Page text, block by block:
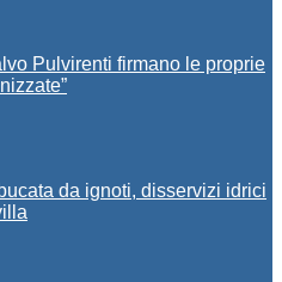
Pulvirenti firmano le proprie
da ignoti, disservizi idrici